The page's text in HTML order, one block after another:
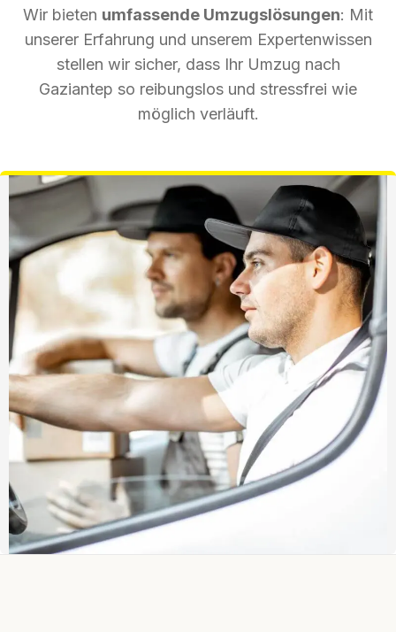
Wir bieten umfassende Umzugslösungen: Mit
unserer Erfahrung und unserem Expertenwissen
stellen wir sicher, dass Ihr Umzug nach
Gaziantep so reibungslos und stressfrei wie
möglich verläuft.